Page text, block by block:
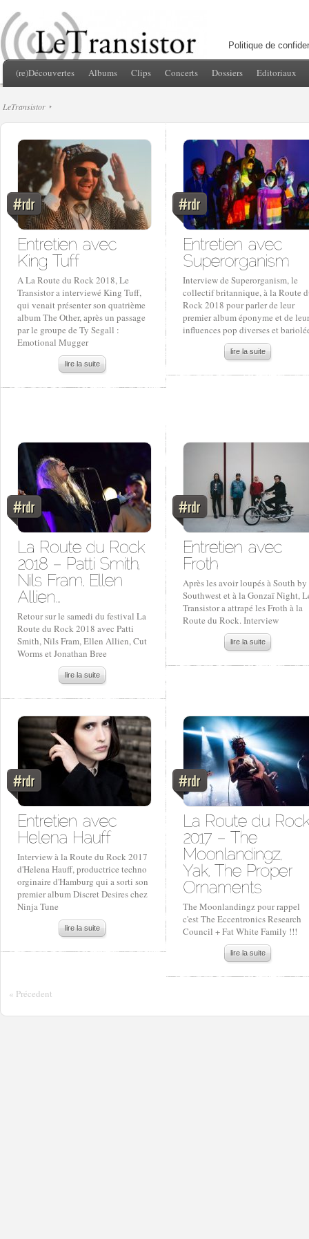
Politique de
(re)Découvertes Albums Clips Concerts Dossiers Editoriaux
LeTransistor
A La Route du Rock 2018, Le
Transistor a interviewé King Tuff,
qui venait présenter son quatrième
album The Other, après un passage
par le groupe de Ty Segall :
Emotional Mugger
lire la suite
Interview de Superorganism, le
collectif britannique, à la Route
Rock 2018 pour parler de leur
premier album éponyme et de
influences pop diverses et
lire la suite
Retour sur le samedi du festival La
Route du Rock 2018 avec Patti
Smith, Nils Fram, Ellen Allien, Cut
Worms et Jonathan Bree
lire la suite
Après les avoir loupés à South by
Southwest et à la Gonzaï Night,
Transistor a attrapé les Froth à la
Route du Rock. Interview
lire la suite
Interview à la Route du Rock 2017
d'Helena Hauff, productrice techno
orginaire d'Hamburg qui a sorti son
premier album Discret Desires chez
Ninja Tune
lire la suite
The Moonlandingz pour rappel
c'est The Eccentronics Research
Council + Fat White Family !!!
lire la suite
« Précedent